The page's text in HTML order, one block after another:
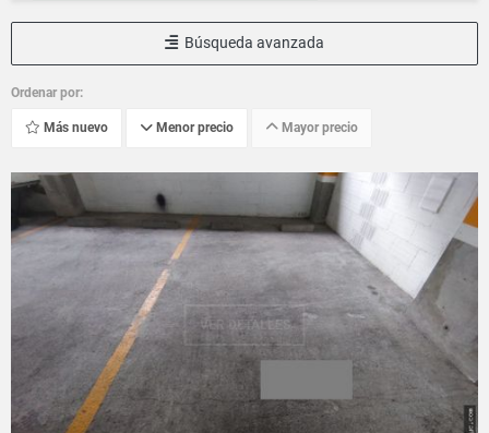
Búsqueda avanzada
Ordenar por:
Más nuevo Menor precio Mayor precio
VER DETALLES